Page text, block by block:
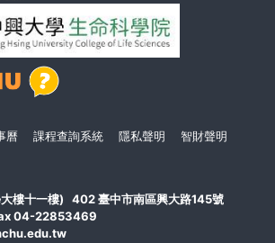
曆 課程查詢系統 隱私聲明
智財聲明
樓十一樓) 402 臺中市南區興大路145號
04-22853469